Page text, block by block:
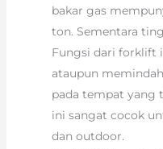
bakar gas
ton. Sementara
Fungsi dari forklift
ataupun
pada tempat yang
ini sangat cocok
dan outdoor.